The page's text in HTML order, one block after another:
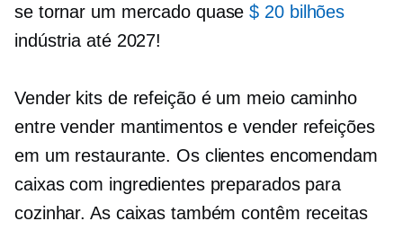
se tornar um mercado quase$ 20 bilhões
indústria até 2027!
Vender kits de refeição é um meio caminho
entre vender mantimentos e vender refeições
em um restaurante. Os clientes encomendam
caixas com ingredientes preparados para
cozinhar. As caixas também contêm receitas